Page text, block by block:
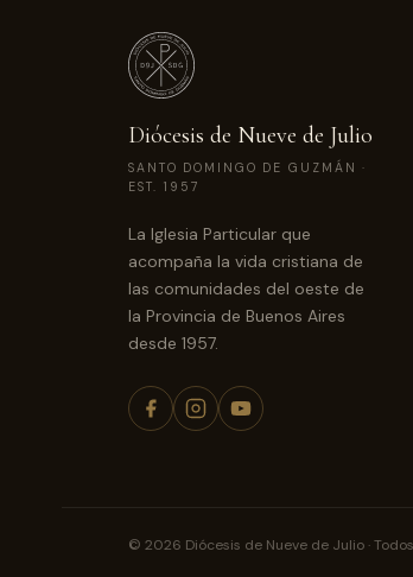
Diócesis de Nueve de Julio
SANTO DOMINGO DE GUZMÁN ·
EST. 1957
La Iglesia Particular que
acompaña la vida cristiana de
las comunidades del oeste de
la Provincia de Buenos Aires
desde 1957.
© 2026 Diócesis de Nueve de Julio ·